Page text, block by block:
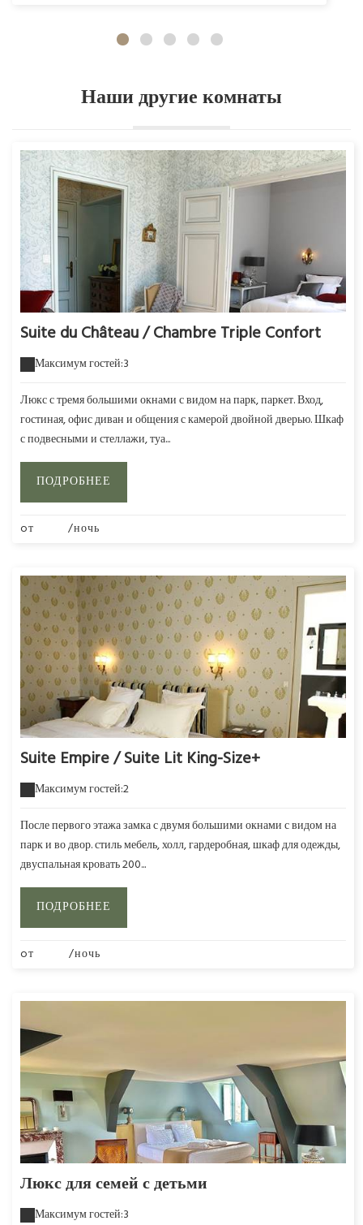
Наши другие комнаты
Suite du Château / Chambre Triple Confort
Максимум гостей:3
Люкс с тремя большими окнами с видом на парк, паркет. Вход,
гостиная, офис диван и общения с камерой двойной дверью. Шкаф
с подвесными и стеллажи, туа...
ПОДРОБНЕЕ
oт /ночь
Suite Empire / Suite Lit King-Size+
Максимум гостей:2
После первого этажа замка с двумя большими окнами с видом на
парк и во двор. стиль мебель, холл, гардеробная, шкаф для одежды,
двуспальная кровать 200...
ПОДРОБНЕЕ
oт /ночь
Люкс для семей с детьми
Максимум гостей:3